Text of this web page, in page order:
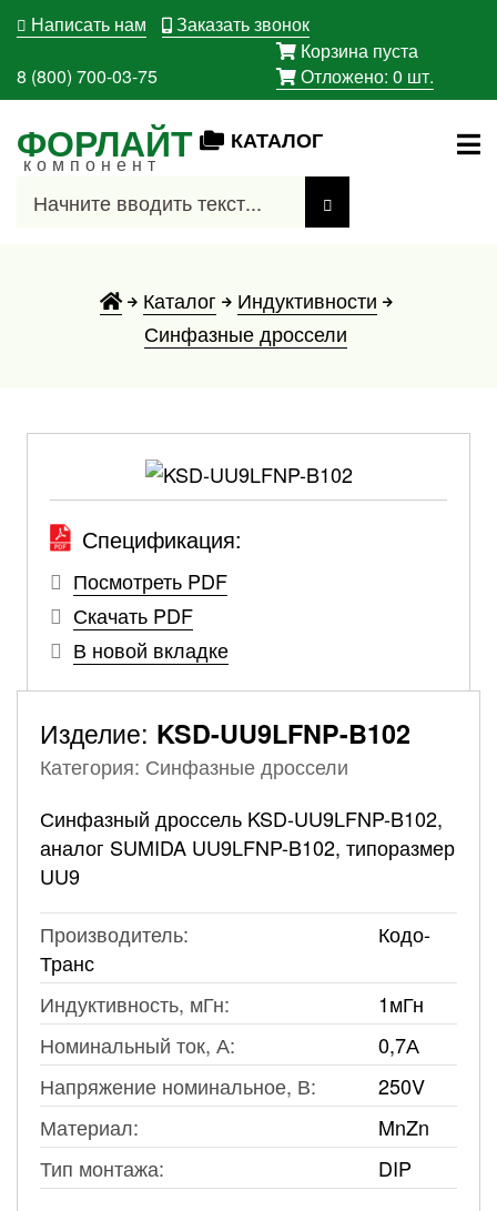
Написать нам Заказать звонок
8 (800) 700-03-75
Корзина пуста
Отложено: 0 шт.
ФОРЛАЙТ
компонент
КАТАЛОГ
Каталог
Индуктивности
Синфазные дроссели
Спецификация:
Посмотреть PDF
Скачать PDF
В новой вкладке
Изделие: KSD-UU9LFNP-B102
Категория: Синфазные дроссели
Синфазный дроссель KSD-UU9LFNP-B102,
аналог SUMIDA UU9LFNP-B102, типоразмер
UU9
Производитель:
Кодо-
Транс
Индуктивность, мГн:
1мГн
Номинальный ток, А:
0,7А
Напряжение номинальное, В:
250V
Материал:
MnZn
Тип монтажа:
DIP